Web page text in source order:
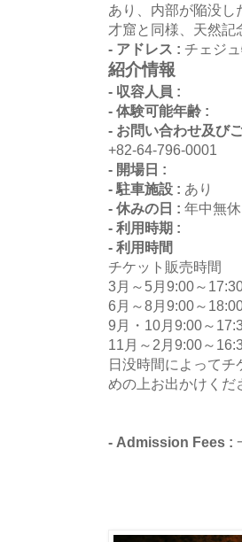
あり、内部が陥没し
才窟と同様、天然記
- アドレス : チェジ
紹介情報
- 収容人員 :
- 体験可能年齢 :
- お問い合わせ及び
+82-64-796-0001
- 開場日 :
- 駐車施設 : あり
- 休みの日 : 年中無休
- 利用時期 :
- 利用時間
チケット販売時間
3月～5月9:00～
6月～8月9:00～
9月・10月9:00～
11月～2月9:00～
日没時間によって
めの上お出かけくだ
- Admission Fees :